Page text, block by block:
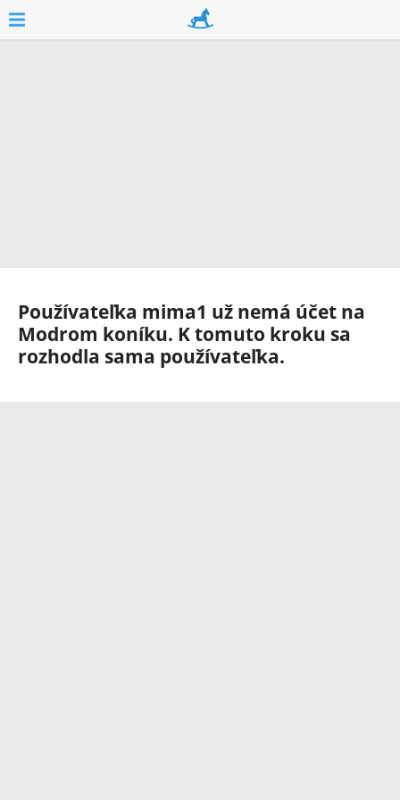
Používateľka mima1 už nemá účet na
Modrom koníku. K tomuto kroku sa
rozhodla sama používateľka.